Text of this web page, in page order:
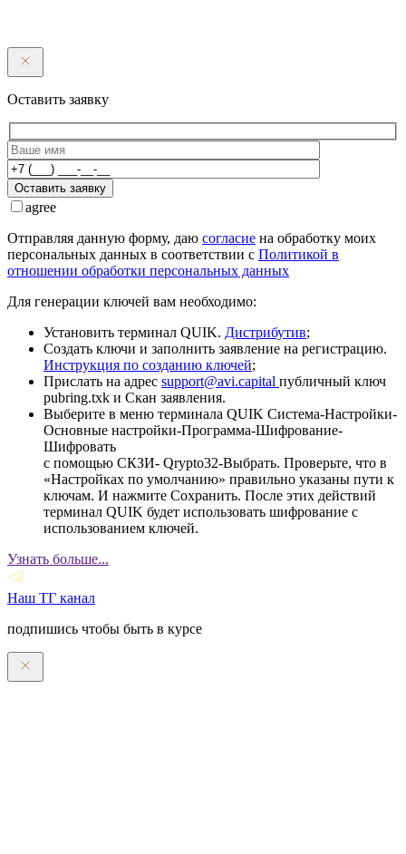
Оставить заявку
Оставить заявку
agree
Отправляя данную форму, даю согласие на обработку моих
персональных данных в соответствии с Политикой в
отношении обработки персональных данных
Для генерации ключей вам необходимо:
Установить терминал QUIK. Дистрибутив;
Создать ключи и заполнить заявление на регистрацию.
Инструкция по созданию ключей;
Прислать на адрес support@avi.capital публичный ключ
pubring.txk и Скан заявления.
Выберите в меню терминала QUIK Система-Настройки-
Основные настройки-Программа-Шифрование-
Шифровать
с помощью СКЗИ- Qrypto32-Выбрать. Проверьте, что в
«Настройках по умолчанию» правильно указаны пути к
ключам. И нажмите Сохранить. После этих действий
терминал QUIK будет использовать шифрование с
использованием ключей.
Узнать больше...
Наш ТГ канал
подпишись чтобы быть в курсе